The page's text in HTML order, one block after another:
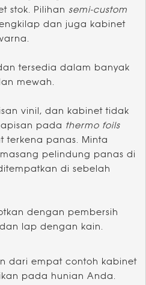
stok. Pilihan semi-custom
dan juga kabinet
tersedia dalam banyak
mewah.
vinil, dan kabinet tidak
pada thermo foils
terkena panas. Minta
pelindung panas di
di sebelah
dengan pembersih
lap dengan kain.
dari empat contoh kabinet
pada hunian Anda.